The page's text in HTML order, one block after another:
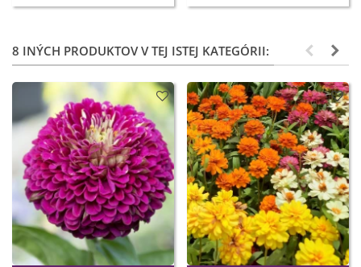
8 INÝCH PRODUKTOV V TEJ ISTEJ KATEGÓRII: